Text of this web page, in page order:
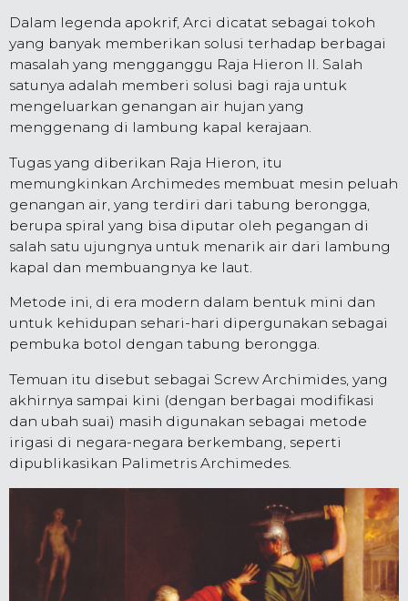
Dalam legenda apokrif, Arci dicatat sebagai tokoh
yang banyak memberikan solusi terhadap berbagai
masalah yang mengganggu Raja Hieron II. Salah
satunya adalah memberi solusi bagi raja untuk
mengeluarkan genangan air hujan yang
menggenang di lambung kapal kerajaan.
Tugas yang diberikan Raja Hieron, itu
memungkinkan Archimedes membuat mesin peluah
genangan air, yang terdiri dari tabung berongga,
berupa spiral yang bisa diputar oleh pegangan di
salah satu ujungnya untuk menarik air dari lambung
kapal dan membuangnya ke laut.
Metode ini, di era modern dalam bentuk mini dan
untuk kehidupan sehari-hari dipergunakan sebagai
pembuka botol dengan tabung berongga.
Temuan itu disebut sebagai Screw Archimides, yang
akhirnya sampai kini (dengan berbagai modifikasi
dan ubah suai) masih digunakan sebagai metode
irigasi di negara-negara berkembang, seperti
dipublikasikan Palimetris Archimedes.